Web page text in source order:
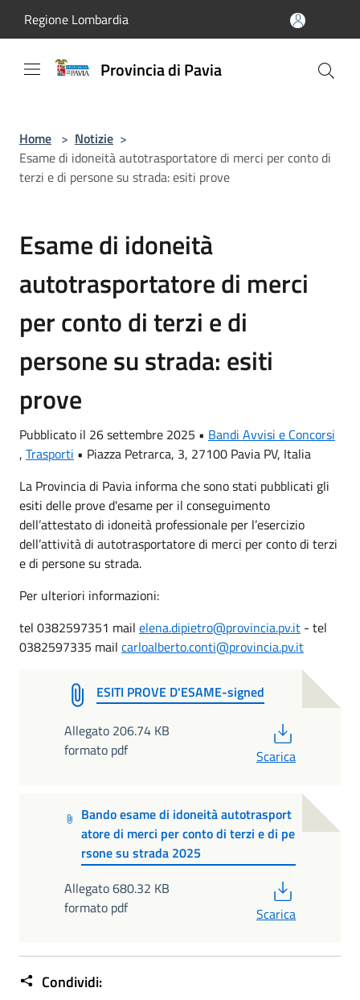
Regione Lombardia
Provincia di Pavia
Home > Notizie >
Esame di idoneità autotrasportatore di merci per conto di
terzi e di persone su strada: esiti prove
Esame di idoneità
autotrasportatore di merci
per conto di terzi e di
persone su strada: esiti
prove
Pubblicato il 26 settembre 2025 • Bandi Avvisi e Concorsi
, Trasporti • Piazza Petrarca, 3, 27100 Pavia PV, Italia
La Provincia di Pavia informa che sono stati pubblicati gli
esiti delle prove d'esame per il conseguimento
dell’attestato di idoneità professionale per l’esercizio
dell’attività di autotrasportatore di merci per conto di terzi
e di persone su strada.
Per ulteriori informazioni:
tel 0382597351 mail elena.dipietro@provincia.pv.it - tel
0382597335 mail carloalberto.conti@provincia.pv.it
ESITI PROVE D'ESAME-signed
Allegato 206.74 KB
formato pdf
Scarica
Bando esame di idoneità autotrasport
atore di merci per conto di terzi e di pe
rsone su strada 2025
Allegato 680.32 KB
formato pdf
Scarica
Condividi: